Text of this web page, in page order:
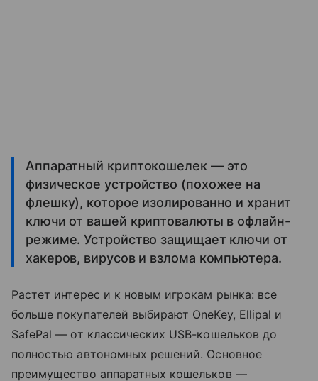
Аппаратный криптокошелек — это
физическое устройство (похожее на
флешку), которое изолированно и хранит
ключи от вашей криптовалюты в офлайн-
режиме. Устройство защищает ключи от
хакеров, вирусов и взлома компьютера.
Растет интерес и к новым игрокам рынка: все
больше покупателей выбирают OneKey, Ellipal и
SafePal — от классических USB-кошельков до
полностью автономных решений. Основное
преимущество аппаратных кошельков —